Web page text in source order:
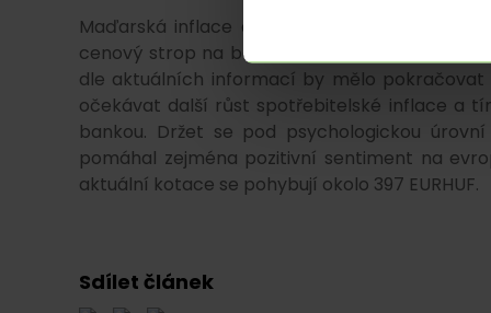
Maďarská inflace dostala výrazný impuls
cenový strop na benzín a motorovou naftu.
dle aktuálních informací by mělo
očekávat další růst spotřebitelské inflace a
bankou. Držet se pod psychologickou
pomáhal zejména pozitivní sentiment na
aktuální kotace se pohybují okolo 397 EURHUF.
Sdílet článek